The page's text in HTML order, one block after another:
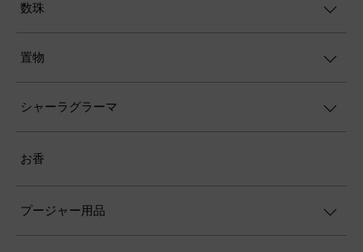
数珠
置物
シャーラグラーマ
お香
プージャー用品